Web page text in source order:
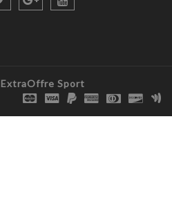
ExtraOffre Sport